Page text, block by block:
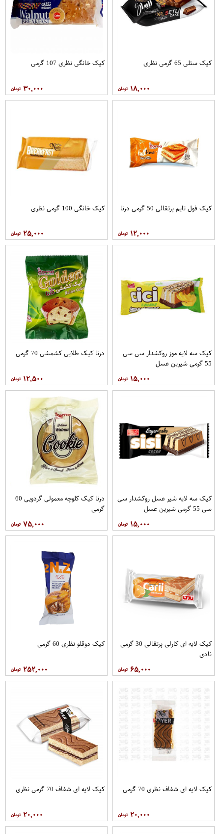
کیک ستلی 65 گرمی نظری
۱۸,۰۰۰
کیک خانگی نظری 107 گرمی
۳۰,۰۰۰
کیک فول تایم پرتقالی 50 گرمی درنا
۱۲,۰۰۰
کیک خانگی 100 گرمی نظری
۲۵,۰۰۰
کیک سه لایه موز روکشدار سی سی
55 گرمی شیرین عسل
۱۵,۰۰۰
درنا کیک طلایی کشمشی 70 گرمی
۱۲,۵۰۰
کیک سه لایه شیر عسل روکشدار سی
سی 55 گرمی شیرین عسل
۱۵,۰۰۰
درنا کیک کلوچه معمولی گردویی 60
گرمی
۷۵,۰۰۰
کیک لایه ای کارلی پرتقالی 30 گرمی
نادی
۶۵,۰۰۰
کیک دوقلو نظری 60 گرمی
۲۵۲,۰۰۰
کیک لایه ای شفاف نظری 70 گرمی
۲۰,۰۰۰
کیک لایه ای شفاف 70 گرمی نظری
۲۰,۰۰۰